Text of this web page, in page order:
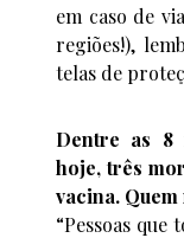
em caso de
regiões!),
telas de
Dentre as 8
hoje, três
vacina.
“Pessoas